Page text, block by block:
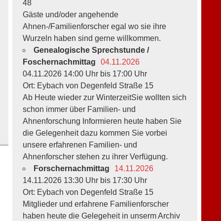
48
Gäste und/oder angehende
Ahnen-/Familienforscher egal wo sie ihre
Wurzeln haben sind gerne willkommen.
Genealogische Sprechstunde /
Foschernachmittag
04.11.2026
04.11.2026 14:00 Uhr bis 17:00 Uhr
Ort: Eybach von Degenfeld Straße 15
Ab Heute wieder zur WinterzeitSie wollten sich
schon immer über Familien- und
Ahnenforschung Informieren heute haben Sie
die Gelegenheit dazu kommen Sie vorbei
unsere erfahrenen Familien- und
Ahnenforscher stehen zu ihrer Verfügung.
Forschernachmittag
14.11.2026
14.11.2026 13:30 Uhr bis 17:30 Uhr
Ort: Eybach von Degenfeld Straße 15
Mitglieder und erfahrene Familienforscher
haben heute die Gelegeheit in unserm Archiv